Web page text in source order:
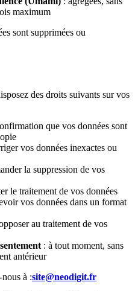
maximum
sont supprimées ou
des droits suivants sur vos
que vos données sont
vos données inexactes ou
la suppression de vos
le traitement de vos données
vos données dans un format
au traitement de vos
: à tout moment, sans
antérieur
à :site@neodigit.fr